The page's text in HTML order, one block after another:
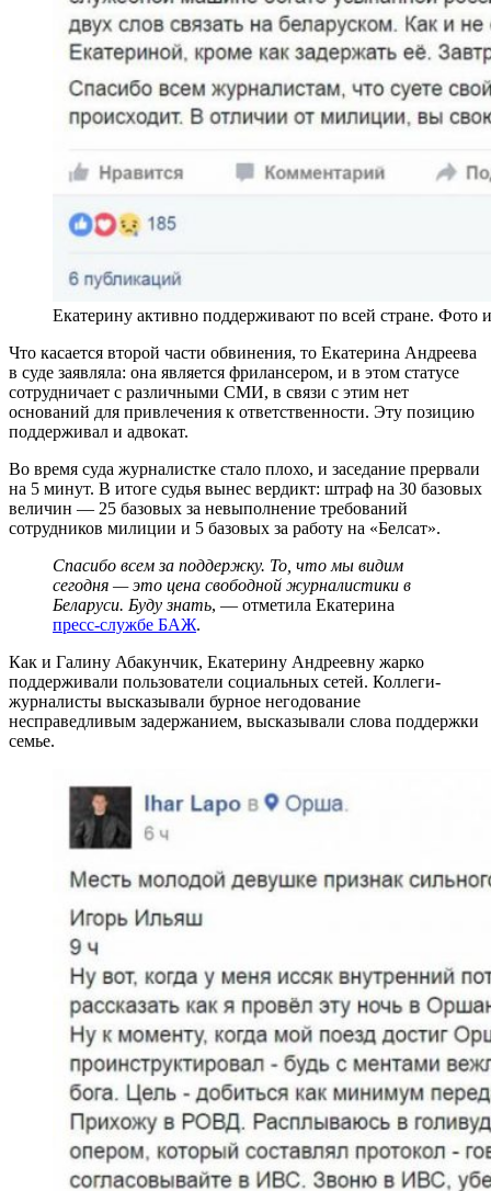
Екатерину активно поддерживают по всей стране. Фото
Что касается второй части обвинения, то Екатерина Андреева
в суде заявляла: она является фрилансером, и в этом статусе
сотрудничает с различными СМИ, в связи с этим нет
оснований для привлечения к ответственности. Эту позицию
поддерживал и адвокат.
Во время суда журналистке стало плохо, и заседание прервали
на 5 минут. В итоге судья вынес вердикт: штраф на 30 базовых
величин — 25 базовых за невыполнение требований
сотрудников милиции и 5 базовых за работу на «Белсат».
Спасибо всем за поддержку. То, что мы видим
сегодня — это цена свободной журналистики в
Беларуси. Буду знать, — отметила Екатерина
пресс-службе БАЖ.
Как и Галину Абакунчик, Екатерину Андреевну жарко
поддерживали пользователи социальных сетей. Коллеги-
журналисты высказывали бурное негодование
несправедливым задержанием, высказывали слова поддержки
семье.